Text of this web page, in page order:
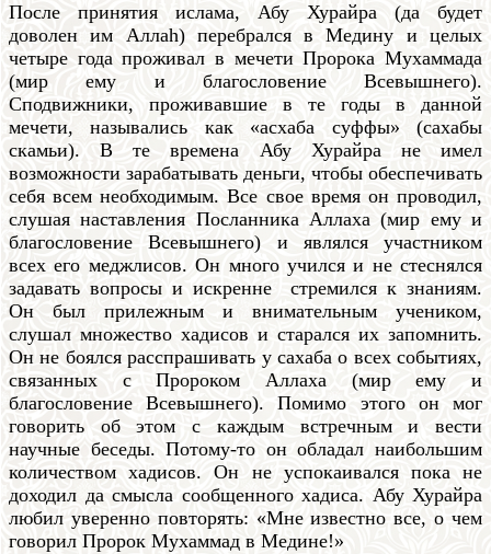
После принятия ислама, Абу Хурайра (да будет
доволен им Аллаh) перебрался в Медину и целых
четыре года проживал в мечети Пророка Мухаммада
(мир ему и благословение Всевышнего).
Сподвижники, проживавшие в те годы в данной
мечети, назывались как «асхаба суффы» (сахабы
скамьи). В те времена Абу Хурайра не имел
возможности зарабатывать деньги, чтобы обеспечивать
себя всем необходимым. Все свое время он проводил,
слушая наставления Посланника Аллаха (мир ему и
благословение Всевышнего) и являлся участником
всех его меджлисов. Он много учился и не стеснялся
задавать вопросы и искренне стремился к знаниям.
Он был прилежным и внимательным учеником,
слушал множество хадисов и старался их запомнить.
Он не боялся расспрашивать у сахаба о всех событиях,
связанных с Пророком Аллаха (мир ему и
благословение Всевышнего). Помимо этого он мог
говорить об этом с каждым встречным и вести
научные беседы. Потому-то он обладал наибольшим
количеством хадисов. Он не успокаивался пока не
доходил да смысла сообщенного хадиса. Абу Хурайра
любил уверенно повторять: «Мне известно все, о чем
говорил Пророк Мухаммад в Медине!»